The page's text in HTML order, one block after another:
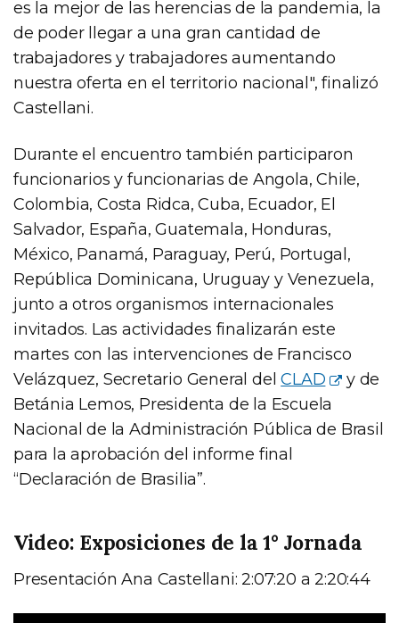
es la mejor de las herencias de la pandemia, la
de poder llegar a una gran cantidad de
trabajadores y trabajadores aumentando
nuestra oferta en el territorio nacional", finalizó
Castellani.
Durante el encuentro también participaron
funcionarios y funcionarias de Angola, Chile,
Colombia, Costa Ridca, Cuba, Ecuador, El
Salvador, España, Guatemala, Honduras,
México, Panamá, Paraguay, Perú, Portugal,
República Dominicana, Uruguay y Venezuela,
junto a otros organismos internacionales
invitados. Las actividades finalizarán este
martes con las intervenciones de Francisco
Velázquez, Secretario General delCLAD
y de
Betánia Lemos, Presidenta de la Escuela
Nacional de la Administración Pública de Brasil
para la aprobación del informe final
“Declaración de Brasilia”.
Video: Exposiciones de la 1° Jornada
Presentación Ana Castellani: 2:07:20 a 2:20:44